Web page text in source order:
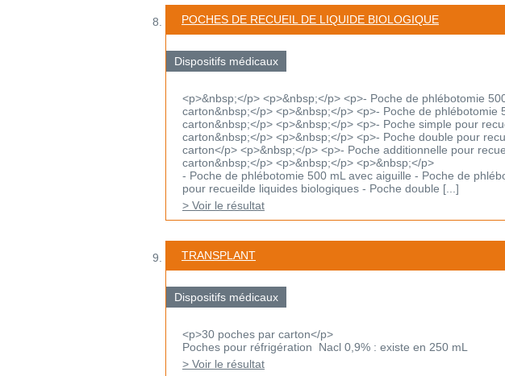
POCHES DE RECUEIL DE LIQUIDE BIOLOGIQUE
Dispositifs médicaux
<p>&nbsp;</p> <p>&nbsp;</p> <p>- Poche de phlébotomie
carton&nbsp;</p> <p>&nbsp;</p> <p>- Poche de phlébotomie
carton&nbsp;</p> <p>&nbsp;</p> <p>- Poche simple pour
carton&nbsp;</p> <p>&nbsp;</p> <p>- Poche double pour
carton</p> <p>&nbsp;</p> <p>- Poche additionnelle pour
carton&nbsp;</p> <p>&nbsp;</p> <p>&nbsp;</p>
- Poche de phlébotomie 500 mL avec aiguille - Poche de
pour recueilde liquides biologiques - Poche double [...]
> Voir le résultat
TRANSPLANT
Dispositifs médicaux
<p>30 poches par carton</p>
Poches pour réfrigération Nacl 0,9% : existe en 250 mL
> Voir le résultat